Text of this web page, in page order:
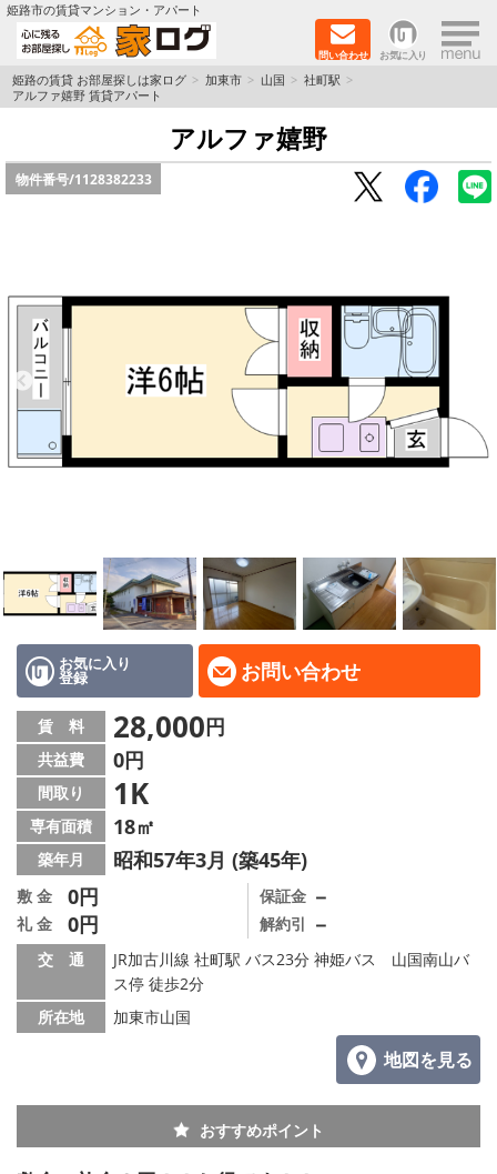
姫路市の賃貸マンション・アパート
問い合わせ お気に入り ×
TOPページ
ペットOK物件
保証人不要物件
初期費用リーズナブル物件
都市ガス物件
路線·駅から探す
地図から探す
スタッフ
店舗情報·アクセス
会社概要
メールでお問い合わせ
姫路の賃貸 お部屋探しは家ログ 加東市 山国
社町駅
アルファ嬉野 賃貸アパート
アルファ嬉野
物件番号/1128382233
お気に入り
登録 お問い合わせ
賃 料 28,000円
共益費 0円
間取り 1K
専有面積 18㎡
築年月 昭和57年3月 (築45年)
敷 金 0円
礼 金 0円
保証金 －
解約引 －
交 通
JR加古川線 社町駅 バス23分 神姫バス 山国南山バ
ス停 徒歩2分
所在地
加東市山国
地図を見る
おすすめポイント